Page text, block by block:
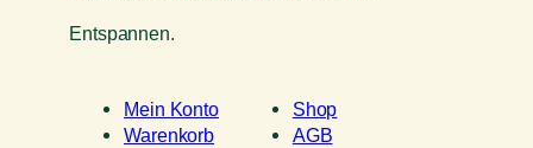
Entspannen.
Mein Konto
Warenkorb
Shop
AGB